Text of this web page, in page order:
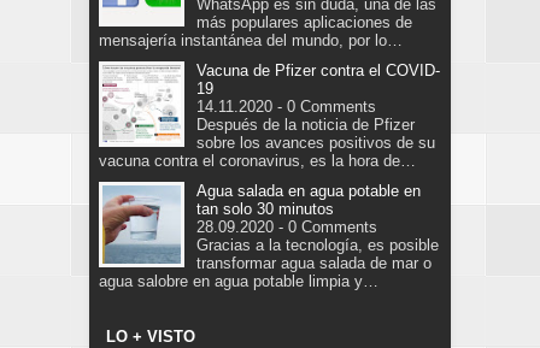
WhatsApp es sin duda, una de las
más populares aplicaciones de
mensajería instantánea del mundo, por lo…
Vacuna de Pfizer contra el COVID-
19
14.11.2020 - 0 Comments
Después de la noticia de Pfizer
sobre los avances positivos de su
vacuna contra el coronavirus, es la hora de…
Agua salada en agua potable en
tan solo 30 minutos
28.09.2020 - 0 Comments
Gracias a la tecnología, es posible
transformar agua salada de mar o
agua salobre en agua potable limpia y…
LO + VISTO